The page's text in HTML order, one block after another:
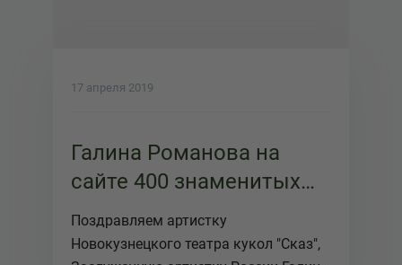
17 апреля 2019
Галина Романова на
сайте 400 знаменитых
новокузнечан
Поздравляем артистку
Новокузнецкого театра кукол "Сказ",